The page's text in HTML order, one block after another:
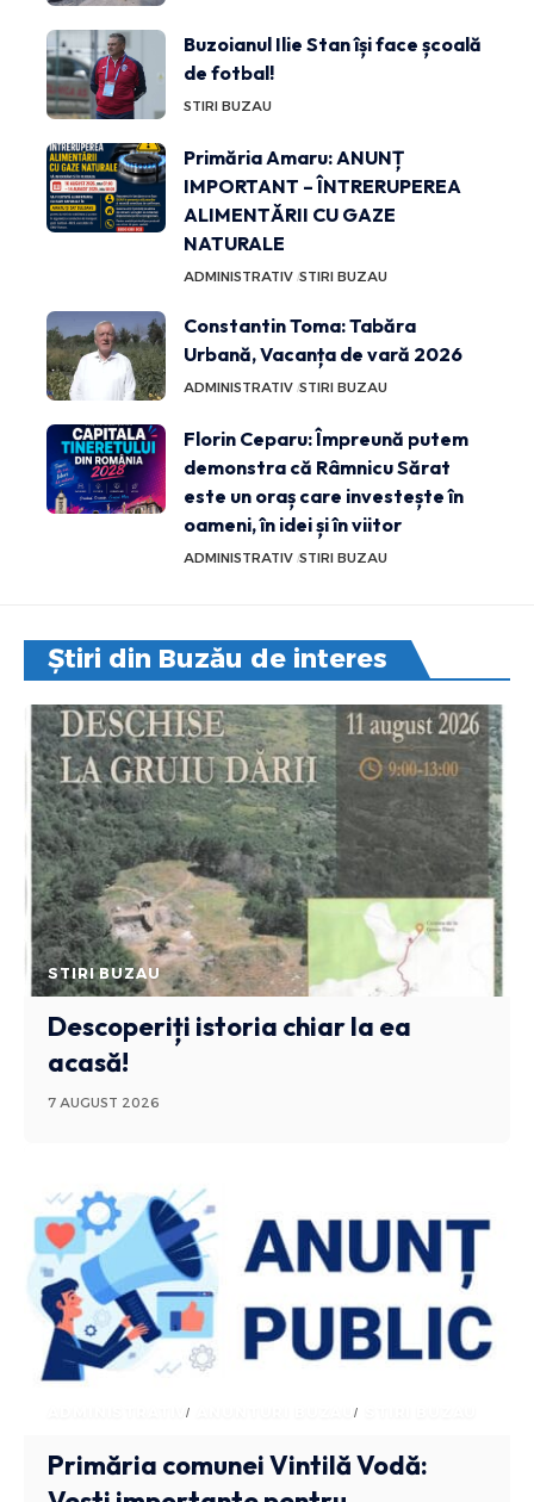
Buzoianul Ilie Stan își face școală
de fotbal!
STIRI BUZAU
Primăria Amaru: ANUNȚ
IMPORTANT – ÎNTRERUPEREA
ALIMENTĂRII CU GAZE
NATURALE
ADMINISTRATIV STIRI BUZAU
Constantin Toma: Tabăra
Urbană, Vacanța de vară 2026
ADMINISTRATIV STIRI BUZAU
Florin Ceparu: Împreună putem
demonstra că Râmnicu Sărat
este un oraș care investește în
oameni, în idei și în viitor
ADMINISTRATIV STIRI BUZAU
Știri din Buzău de interes
STIRI BUZAU
Descoperiți istoria chiar la ea
acasă!
7 AUGUST 2026
ADMINISTRATIV ANUNTURI BUZAU
Primăria comunei Vintilă Vodă: